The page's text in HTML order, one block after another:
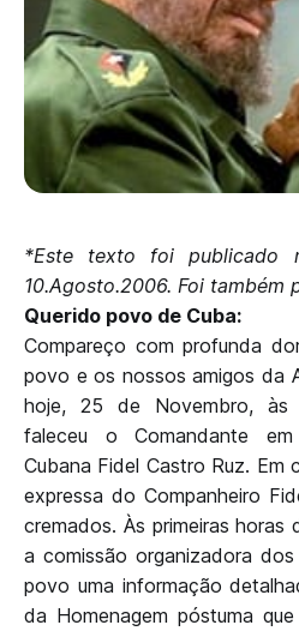
*Este texto foi publicado
10.Agosto.2006. Foi também
Querido povo de Cuba:
Compareço com profunda
povo e os nossos amigos da
hoje, 25 de Novembro, às
faleceu o Comandante
Cubana Fidel Castro Ruz. Em
expressa do Companheiro
cremados. Às primeiras
a comissão organizadora
povo uma informação
da Homenagem póstuma